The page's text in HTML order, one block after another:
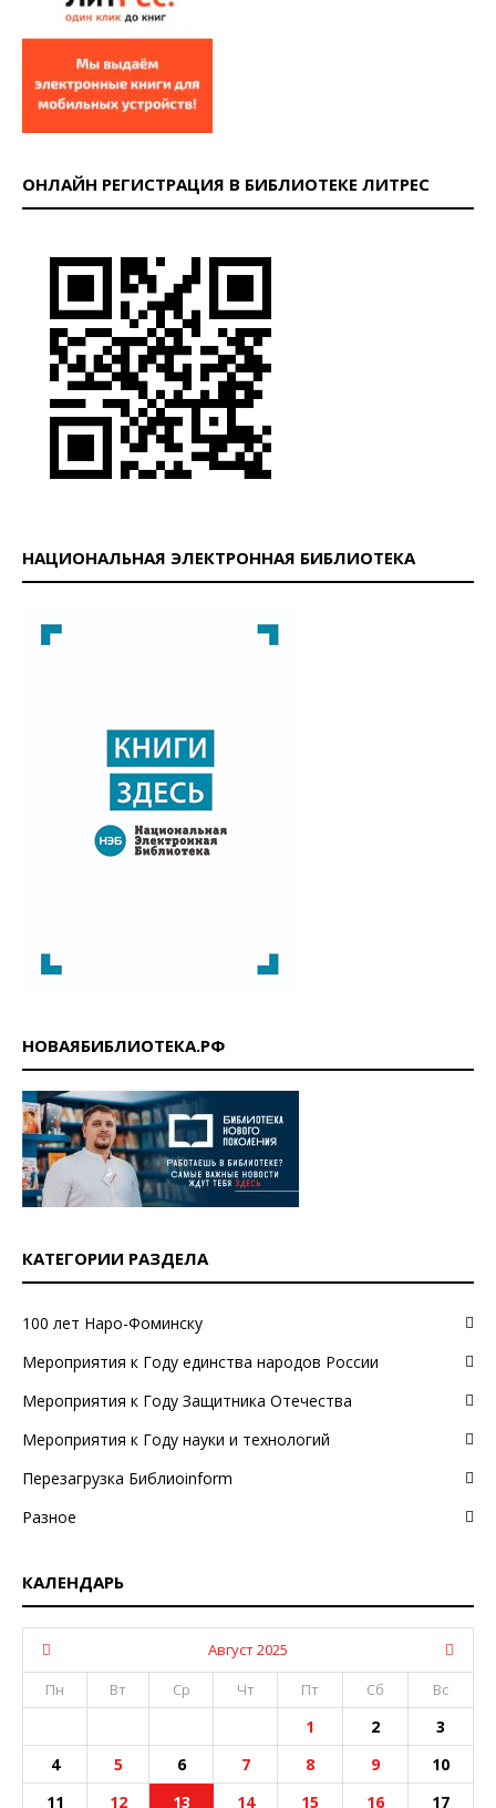
ОНЛАЙН РЕГИСТРАЦИЯ В БИБЛИОТЕКЕ ЛИТРЕС
НАЦИОНАЛЬНАЯ ЭЛЕКТРОННАЯ БИБЛИОТЕКА
НОВАЯБИБЛИОТЕКА.РФ
КАТЕГОРИИ РАЗДЕЛА
100 лет Наро-Фоминску
Мероприятия к Году единства народов России
Мероприятия к Году Защитника Отечества
Мероприятия к Году науки и технологий
Перезагрузка Библиоinform
Разное
КАЛЕНДАРЬ
Август 2025
Пн
Вт Ср Чт Пт Сб Вс
1 2
3
4
5 6 7 8 9
10
11
12 13 14 15 16 17